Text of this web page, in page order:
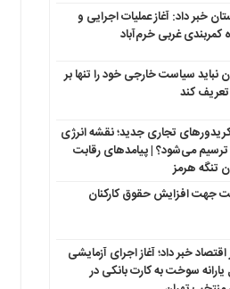
خبر داد: آغاز عملیات اجرایی و
کمربندی غربی خرم‌آباد
نباید سیاست خارجی خود را تنها بر
کند
تجاری جدید؛ نقشه انرژی
ترسیم می‌شود؟ | پیامدهای رقابت
تنگه هرمز
جهت افزایش حقوق کارکنان
خبر داد؛ آغاز اجرای آزمایشی
سوخت به کارت بانکی در